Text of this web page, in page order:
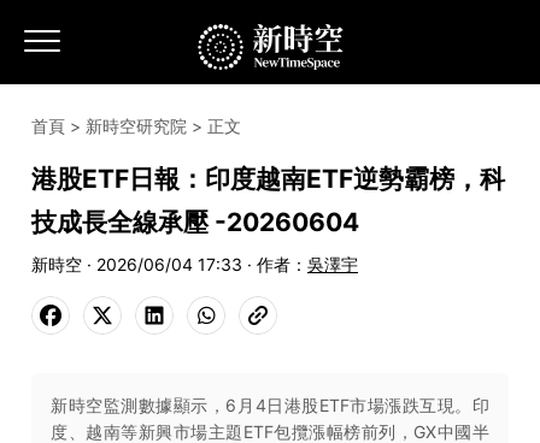
首頁 > 新時空研究院 > 正文
港股ETF日報：印度越南ETF逆勢霸榜，科
技成長全線承壓 -20260604
新時空 · 2026/06/04 17:33 · 作者： 吳澤宇
新時空監測數據顯示，6月4日港股ETF市場漲跌互現。印
度、越南等新興市場主題ETF包攬漲幅榜前列，GX中國半